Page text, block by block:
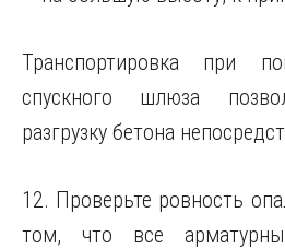
Транспортировка при
спускного шлюза
разгрузку бетона
12. Проверьте ровность
том, что все